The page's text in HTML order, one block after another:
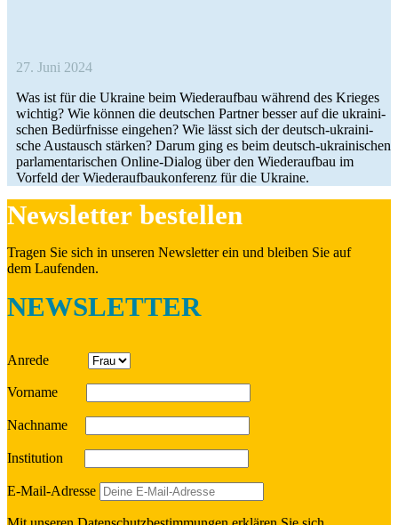
27. Juni 2024
Was ist für die Ukraine beim Wie­der­auf­bau während des Krieges
wichtig? Wie können die deut­schen Partner besser auf die ukrai­ni­
schen Bedürf­nisse ein­ge­hen? Wie lässt sich der deutsch-ukrai­­ni­­
sche Aus­tausch stärken? Darum ging es beim deutsch-ukrai­­ni­­schen
par­la­men­ta­ri­schen Online-Dialog über den Wie­der­auf­bau im
Vorfeld der Wie­der­auf­bau­kon­fe­renz für die Ukraine.
News­let­ter bestellen
Tragen Sie sich in unseren News­let­ter ein und bleiben Sie auf
dem Laufenden.
NEWSLETTER
Anrede
Vorname
Nach­name
Insti­tu­tion
E‑Mail-Adresse